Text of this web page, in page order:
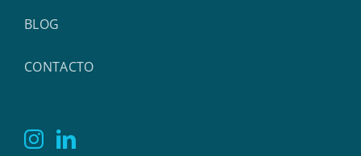
BLOG
CONTACTO